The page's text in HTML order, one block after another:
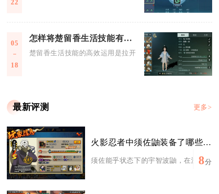
22
05
18
怎样将楚留香生活技能有效地应用在实际中
楚留香生活技能的高效运用是拉开玩家差距的核心关键，其
最新评测 更多>
火影忍者中须佐鼬装备了哪些秘卷
须佐能乎状态下的宇智波鼬，在游戏中
8分